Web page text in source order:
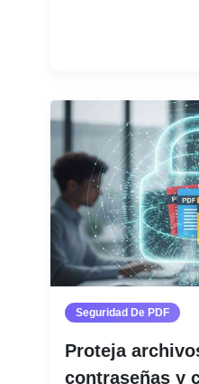
Seguridad De PDF
Proteja
contraseñas y